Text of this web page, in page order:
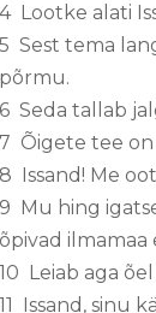
4 Lootke alati
5 Sest tema
põrmu.
6 Seda tallab
7 Õigete tee on
8 Issand! Me
9 Mu hing
õpivad
10 Leiab aga
11 Issand, sinu